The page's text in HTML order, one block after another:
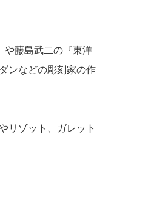
や藤島武二の『東洋
ンなどの彫刻家の作
リゾット、ガレット